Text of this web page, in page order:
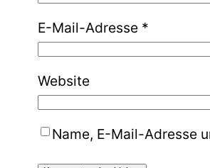
E-Mail-Adresse *
Website
Name, E-Mail-Adresse